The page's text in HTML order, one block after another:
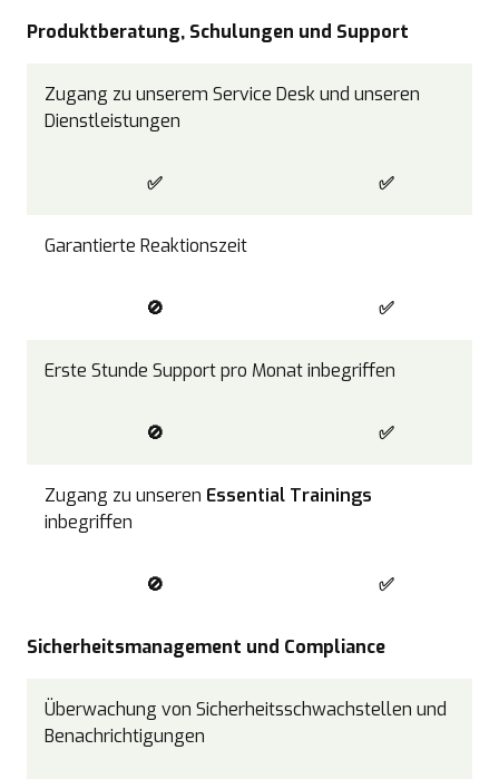
Produktberatung, Schulungen und Support
Zugang zu unserem Service Desk und unseren
Dienstleistungen
✅ ✅
Garantierte Reaktionszeit
🚫 ✅
Erste Stunde Support pro Monat inbegriffen
🚫 ✅
Zugang zu unseren Essential Trainings
inbegriffen
🚫 ✅
Sicherheitsmanagement und Compliance
Überwachung von Sicherheitsschwachstellen und
Benachrichtigungen